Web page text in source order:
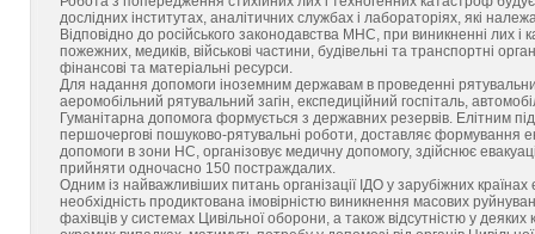
дослідних інститутах, аналітичних службах і лабораторіях, які
Відповідно до російського законодавства МНС, при виникненні лих
пожежних, медиків, військові частини, будівельні та транспортні
фінансові та матеріальні ресурси.
Для надання допомоги іноземним державам в проведенні
аеромобільний рятувальний загін, експедиційний госпіталь,
Гуманітарна допомога формується з державних резервів. Елітним
першочергові пошуково-рятувальні роботи, доставляє формування
допомоги в зони НС, організовує медичну допомогу, здійснює
прийняти одночасно 150 постраждалих.
Одним із найважливіших питань організації ІДО у зарубіжних
необхідність продиктована імовірністю виникнення масових
фахівців у системах Цивільної оборони, а також відсутністю у